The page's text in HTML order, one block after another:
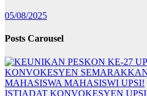
05/08/2025
Posts Carousel
ISTIADAT KONVOKESYEN UPSI